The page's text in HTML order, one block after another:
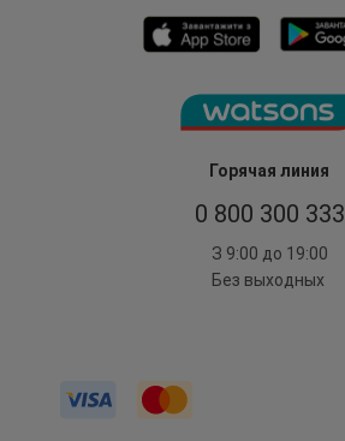
Горячая линия
0 800 300 333
З 9:00 до 19:00
Без выходных